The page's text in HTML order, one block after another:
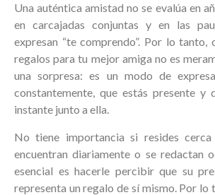
Una auténtica amistad no se evalúa en
en carcajadas conjuntas y en las
expresan “te comprendo”. Por lo tanto,
regalos para tu mejor amiga no es
una sorpresa: es un modo de
constantemente, que estás presente y
instante junto a ella.
No tiene importancia si resides
encuentran diariamente o se redactan
esencial es hacerle percibir que su
representa un regalo de sí mismo. Por lo